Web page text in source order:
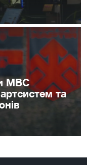
МВС
та